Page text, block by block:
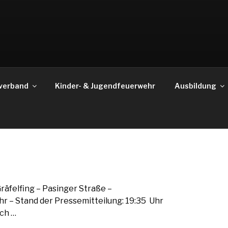
Kinder- & Jugendfeuerwehr Ausbildung
– Pasinger Straße –
– Stand der Pressemitteilung: 19:35 Uhr
…